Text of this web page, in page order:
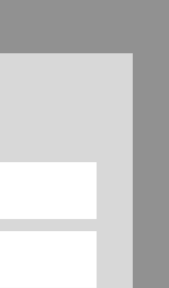
Mobili di
e cioè: